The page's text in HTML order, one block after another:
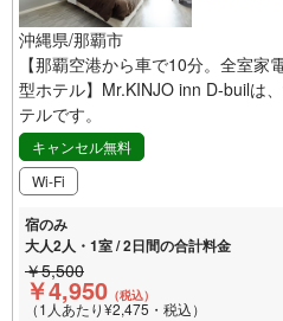
沖縄県/那覇市
【那覇空港から車で10分。全室家
型ホテル】Mr.KINJO inn D-builは
テルです。
キャンセル無料
Wi-Fi
宿のみ
大人2人・1室 / 2日間の合計料金
￥5,500
￥4,950 （税込）
（1人あたり¥2,475・税込）